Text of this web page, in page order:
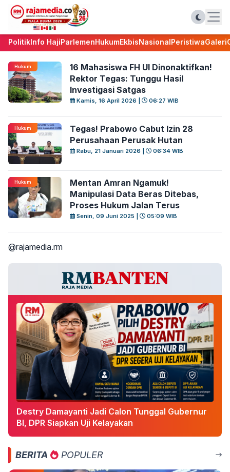
PolitikInfo HajiParlemenHukumEkbisNasionalPeristiwaGaleri
Hukum
16 Mahasiswa FH UI Dinonaktifkan!
Rektor Tegas: Tunggu Hasil
Investigasi Satgas
Kamis, 16 April 2026 | 06:27 WIB
Hukum
Tegas! Prabowo Cabut Izin 28
Perusahaan Perusak Hutan
Rabu, 21 Januari 2026 | 06:34 WIB
Hukum
Mentan Amran Ngamuk!
Manipulasi Data Beras Ditebas,
Proses Hukum Jalan Terus
Senin, 09 Juni 2025 | 05:09 WIB
@rajamedia.rm
Destry Damayanti Jadi Calon Tunggal Gubernur
BI, DPR Siapkan Uji Kelayakan
BERITA POPULER